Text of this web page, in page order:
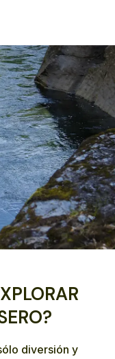
diversión y